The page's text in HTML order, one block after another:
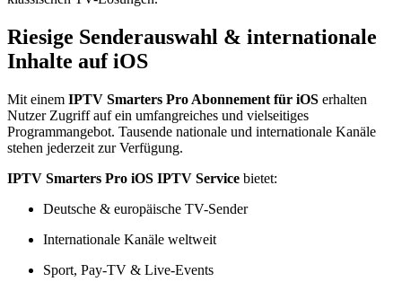
Riesige Senderauswahl & internationale
Inhalte auf iOS
Mit einem IPTV Smarters Pro Abonnement für iOS erhalten
Nutzer Zugriff auf ein umfangreiches und vielseitiges
Programmangebot. Tausende nationale und internationale Kanäle
stehen jederzeit zur Verfügung.
IPTV Smarters Pro iOS IPTV Service bietet:
Deutsche & europäische TV-Sender
Internationale Kanäle weltweit
Sport, Pay-TV & Live-Events